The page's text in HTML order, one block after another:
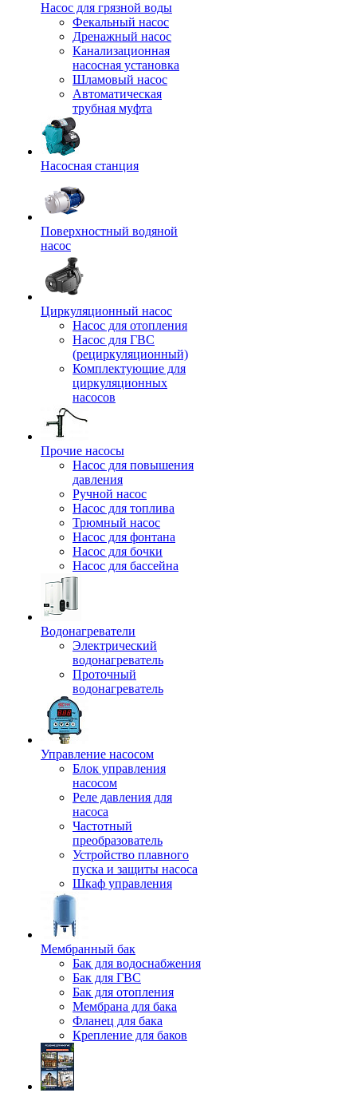
Насос для грязной воды
Фекальный насос
Дренажный насос
Канализационная
насосная установка
Шламовый насос
Автоматическая
трубная муфта
Насосная станция
Поверхностный водяной
насос
Циркуляционный насос
Насос для отопления
Насос для ГВС
(рециркуляционный)
Комплектующие для
циркуляционных
насосов
Прочие насосы
Насос для повышения
давления
Ручной насос
Насос для топлива
Трюмный насос
Насос для фонтана
Насос для бочки
Насос для бассейна
Водонагреватели
Электрический
водонагреватель
Проточный
водонагреватель
Управление насосом
Блок управления
насосом
Реле давления для
насоса
Частотный
преобразователь
Устройство плавного
пуска и защиты насоса
Шкаф управления
Мембранный бак
Бак для водоснабжения
Бак для ГВС
Бак для отопления
Мембрана для бака
Фланец для бака
Крепление для баков